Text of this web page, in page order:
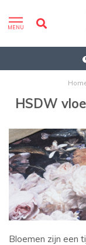
MENU
HSDW
Bloemen zijn een